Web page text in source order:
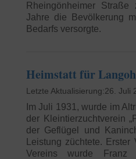
Rheingönheimer
Jahre die Bevölkerung
Bedarfs versorgte.
Heimstatt für
26. Juli
Im Juli 1931, wurde im
der Kleintierzuchtverein
der Geflügel und
Leistung züchtete.
Vereins wurde Franz